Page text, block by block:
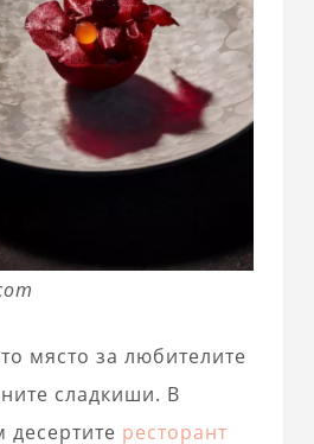
място за любителите
сладкиши. В
ресторант